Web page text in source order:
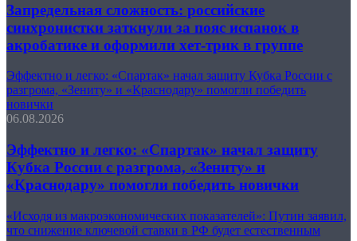
Запредельная сложность: российские
синхронистки заткнули за пояс испанок в
акробатике и оформили хет-трик в группе
Эффектно и легко: «Спартак» начал защиту Кубка России с
разгрома, «Зениту» и «Краснодару» помогли победить
новички
06.08.2026
Эффектно и легко: «Спартак» начал защиту
Кубка России с разгрома, «Зениту» и
«Краснодару» помогли победить новички
«Исходя из макроэкономических показателей»: Путин заявил,
что снижение ключевой ставки в РФ будет естественным